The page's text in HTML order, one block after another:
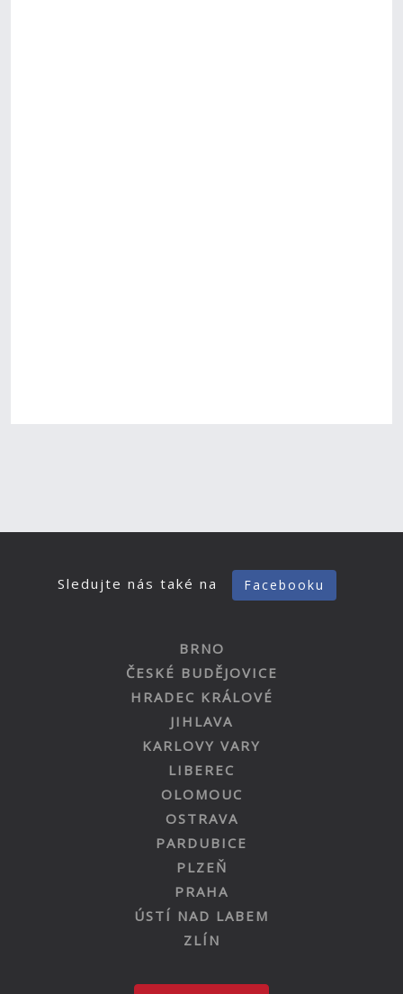
Sledujte nás také na Facebooku
BRNO
ČESKÉ BUDĚJOVICE
HRADEC KRÁLOVÉ
JIHLAVA
KARLOVY VARY
LIBEREC
OLOMOUC
OSTRAVA
PARDUBICE
PLZEŇ
PRAHA
ÚSTÍ NAD LABEM
ZLÍN